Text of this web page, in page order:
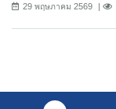
29 พฤษภาคม 2569